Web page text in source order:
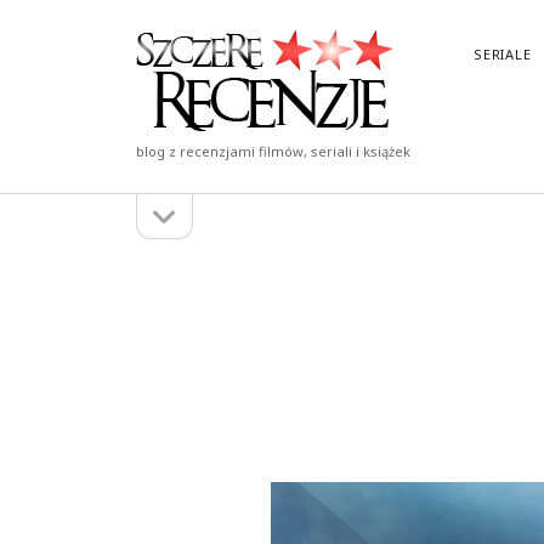
Szczere
Recenzje
blog z recenzjami filmów, seriali i książek
SERIALE
pasek